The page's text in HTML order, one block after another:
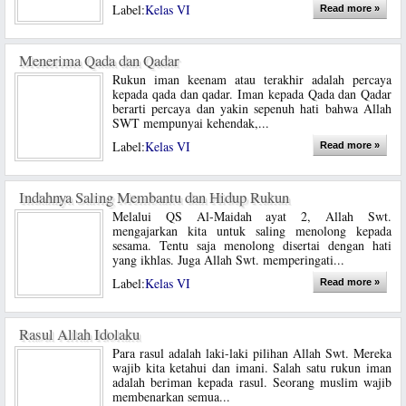
Label:Kelas VI Read more »
Menerima Qada dan Qadar
Rukun iman keenam atau terakhir adalah percaya
kepada qada dan qadar. Iman kepada Qada dan Qadar
berarti percaya dan yakin sepenuh hati bahwa Allah
SWT mempunyai kehendak,...
Label:Kelas VI Read more »
Indahnya Saling Membantu dan Hidup Rukun
Melalui QS Al-Maidah ayat 2, Allah Swt.
mengajarkan kita untuk saling menolong kepada
sesama. Tentu saja menolong disertai dengan hati
yang ikhlas. Juga Allah Swt. memperingati...
Label:Kelas VI Read more »
Rasul Allah Idolaku
Para rasul adalah laki-laki pilihan Allah Swt. Mereka
wajib kita ketahui dan imani. Salah satu rukun iman
adalah beriman kepada rasul. Seorang muslim wajib
membenarkan semua...